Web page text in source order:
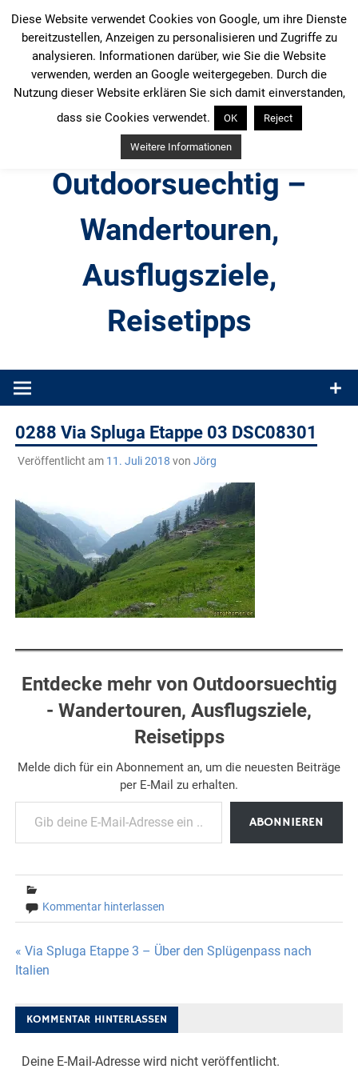
Inhalt
springen
Outdoorsuechtig –
Wandertouren,
Ausflugsziele,
Reisetipps
Produkttests und Buchrezensionen. Ein Blog für alle, die gern
0288 Via Spluga Etappe 03 DSC08301
Veröffentlicht am 11. Juli 2018 von Jörg
Entdecke mehr von Outdoorsuechtig
- Wandertouren, Ausflugsziele,
Reisetipps
Melde dich für ein Abonnement an, um die neuesten Beiträge
per E-Mail zu erhalten.
Gib deine E-Mail-Adresse ein ...
ABONNIEREN
Kommentar hinterlassen
Beitragsnavigation
« Via Spluga Etappe 3 – Über den Splügenpass nach
Italien
KOMMENTAR HINTERLASSEN
Deine E-Mail-Adresse wird nicht veröffentlicht.
Diese Website verwendet Cookies von Google, um ihre Dienste
bereitzustellen, Anzeigen zu personalisieren und Zugriffe zu
analysieren. Informationen darüber, wie Sie die Website
verwenden, werden an Google weitergegeben. Durch die
Nutzung dieser Website erklären Sie sich damit einverstanden,
dass sie Cookies verwendet.
OK Reject
Weitere Informationen